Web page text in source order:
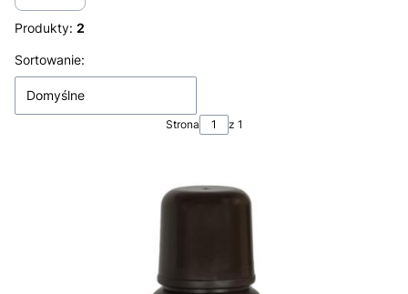
Produkty: 2
Lista produktów
Sortowanie:
Domyślne
Strona z 1